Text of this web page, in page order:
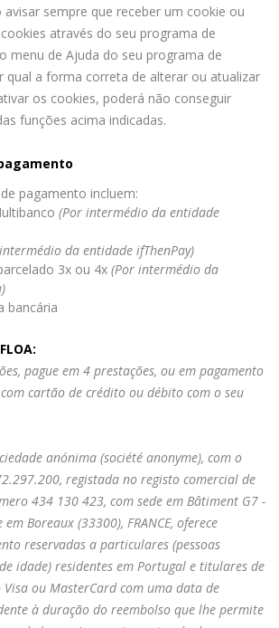
sempre que receber um cookie ou
através do seu programa de
menu de Ajuda do seu programa de
qual a forma correta de alterar ou atualizar
os cookies, poderá não conseguir
funções acima indicadas.
pagamento incluem:
(Por intermédio da entidade
da entidade ifThenPay)
3x ou 4x (Por intermédio da
bancária
pague em 4 prestações, ou em pagamento
cartão de crédito ou débito com o seu
anónima (société anonyme), com o
registada no registo comercial de
434 130 423, com sede em Bâtiment G7 -
Boreaux (33300), FRANCE, oferece
reservadas a particulares (pessoas
idade) residentes em Portugal e titulares de
ou MasterCard com uma data de
à duração do reembolso que lhe permite